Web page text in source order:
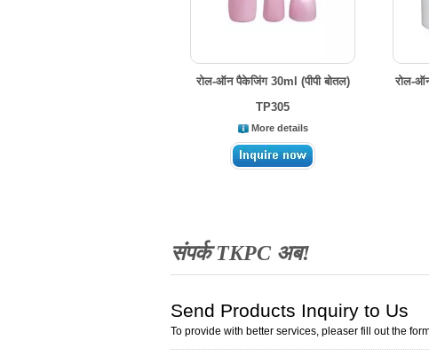
रोल-ऑन पैकेजिंग 30ml (पीपी बोतल)
TP305
More details
रोल-
संपर्क TKPC अब!